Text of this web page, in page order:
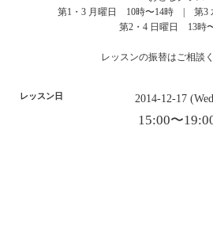
第1・3 月曜日 10時〜14時 | 第3
第2・4 日曜日 13時
レッスンの振替はご相談
レッスン日 2014-12-17
15:00〜